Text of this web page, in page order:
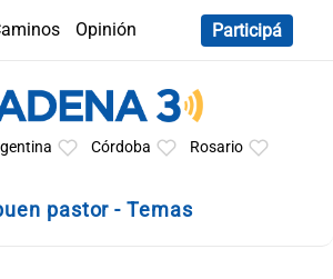
Opinión
Participá
Córdoba Rosario
pastor - Temas